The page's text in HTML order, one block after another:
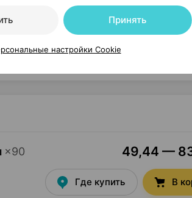
рекомендуется
принимать по согласованию и
×90 49,44 —
Где купить В
Принять
настройки Cookie